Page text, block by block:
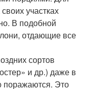
участках
В подобной
отдающие все
сортов
и др.) даже в
поражаются. Это